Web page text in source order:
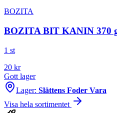
BOZITA
BOZITA BIT KANIN 370
1 st
20 kr
Gott lager
Lager: Slättens Foder Vara
Visa hela sortimentet